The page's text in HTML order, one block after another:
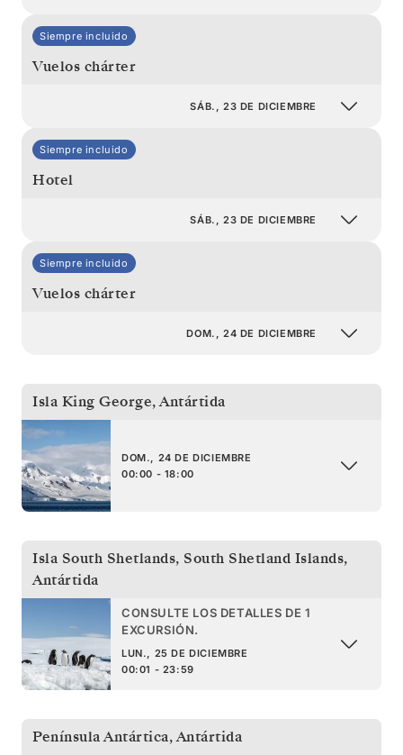
Siempre incluido
Vuelos chárter
SÁB., 23 DE DICIEMBRE
Siempre incluido
Hotel
SÁB., 23 DE DICIEMBRE
Siempre incluido
Vuelos chárter
DOM., 24 DE DICIEMBRE
Isla King George,Antártida
DOM., 24 DE DICIEMBRE
00:00 - 18:00
Isla South Shetlands, South Shetland Islands,
Antártida
CONSULTE LOS DETALLES DE 1
EXCURSIÓN.
LUN., 25 DE DICIEMBRE
00:01 - 23:59
Península Antártica,Antártida